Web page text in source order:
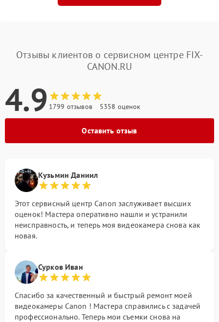
Отзывы клиентов о сервисном центре FIX-
CANON.RU
4.9 1799 отзывов 5358 оценок
Оставить отзыв
Кузьмин Даниил
Этот сервисный центр Canon заслуживает высших
оценок! Мастера оперативно нашли и устранили
неисправность, и теперь моя видеокамера снова как
новая.
Сурков Иван
Спасибо за качественный и быстрый ремонт моей
видеокамеры Canon ! Мастера справились с задачей
профессионально. Теперь мои съемки снова на